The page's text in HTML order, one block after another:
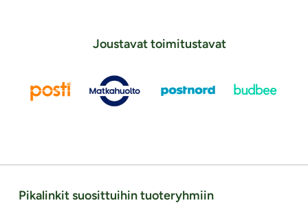
Joustavat toimitustavat
Pikalinkit suosittuihin tuoteryhmiin